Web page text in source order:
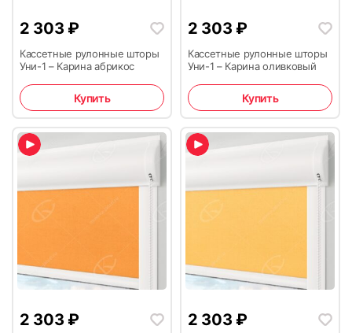
2 303 ₽
Кассетные рулонные шторы
Уни-1 – Карина абрикос
Купить
2 303 ₽
Кассетные рулонные шторы
Уни-1 – Карина оливковый
Купить
2 303 ₽ 2 303 ₽